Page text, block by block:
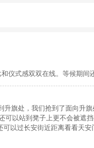
仪式感双双在线。等候期间
旗处，我们抢到了面向升
以站到凳子上更不会被遮
以过长安街近距离看看天安